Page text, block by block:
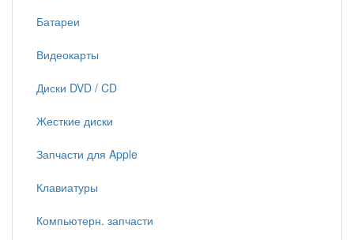
Батареи
Видеокарты
Диски DVD / CD
Жесткие диски
Запчасти для Apple
Клавиатуры
Компьютерн. запчасти